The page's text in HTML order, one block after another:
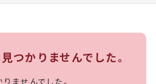
つかりませんでした。
ませんでした。